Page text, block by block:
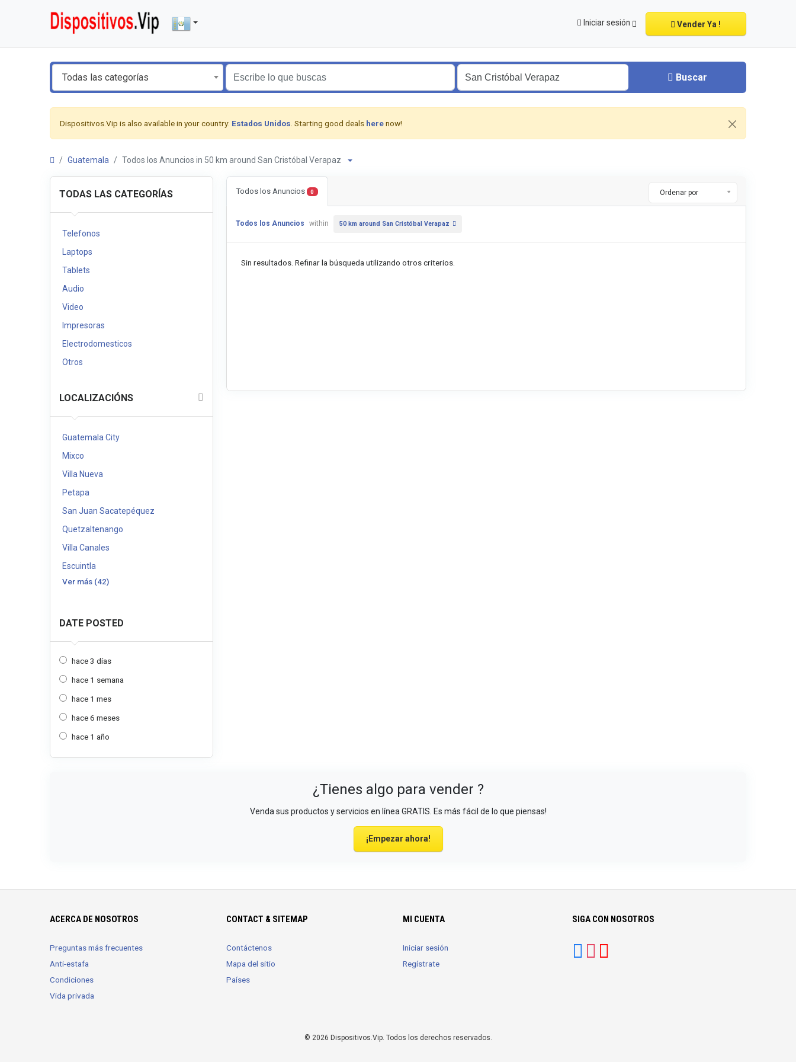
Iniciar sesión Vender Ya !
Todas las categorías Buscar
Dispositivos.Vip is also available in your country: Estados Unidos . Starting good deals herenow!
Guatemala Todos los Anuncios in 50 km around San Cristóbal Verapaz
TODAS LAS CATEGORÍAS
Telefonos
Laptops
Tablets
Audio
Video
Impresoras
Electrodomesticos
Otros
LOCALIZACIÓNS
Guatemala City
Mixco
Villa Nueva
Petapa
San Juan Sacatepéquez
Quetzaltenango
Villa Canales
Escuintla
Ver más (42)
DATE POSTED
hace 3 días
hace 1 semana
hace 1 mes
hace 6 meses
hace 1 año
Todos los Anuncios 0 Ordenar por
Todos los Anuncios within 50 km around San Cristóbal Verapaz
Sin resultados. Refinar la búsqueda utilizando otros criterios.
¿Tienes algo para vender ?
Venda sus productos y servicios en línea GRATIS. Es más fácil de lo que piensas!
¡Empezar ahora!
ACERCA DE NOSOTROS
Preguntas más frecuentes
Anti-estafa
Condiciones
Vida privada
CONTACT & SITEMAP
Contáctenos
Mapa del sitio
Países
MI CUENTA
Iniciar sesión
Regístrate
SIGA CON NOSOTROS
© 2026 Dispositivos.Vip. Todos los derechos reservados.